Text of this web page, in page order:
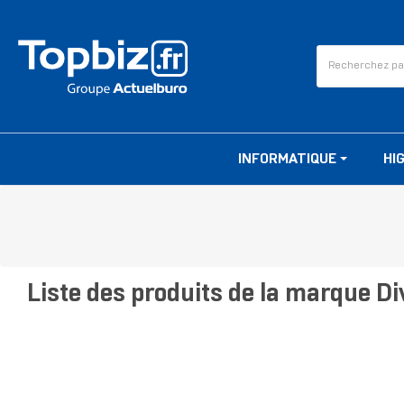
INFORMATIQUE
Liste des produits de la marque